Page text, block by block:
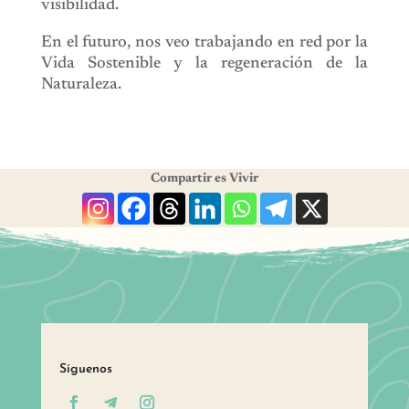
visibilidad.
En el futuro, nos veo trabajando en red por la
Vida Sostenible y la regeneración de la
Naturaleza.
Compartir es Vivir
Síguenos